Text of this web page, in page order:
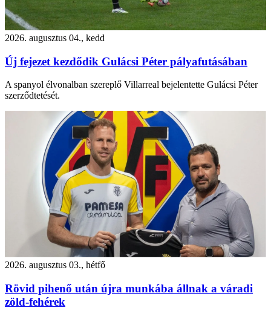
2026. augusztus 04., kedd
Új fejezet kezdődik Gulácsi Péter pályafutásában
A spanyol élvonalban szereplő Villarreal bejelentette Gulácsi Péter
szerződtetését.
2026. augusztus 03., hétfő
Rövid pihenő után újra munkába állnak a váradi
zöld-fehérek